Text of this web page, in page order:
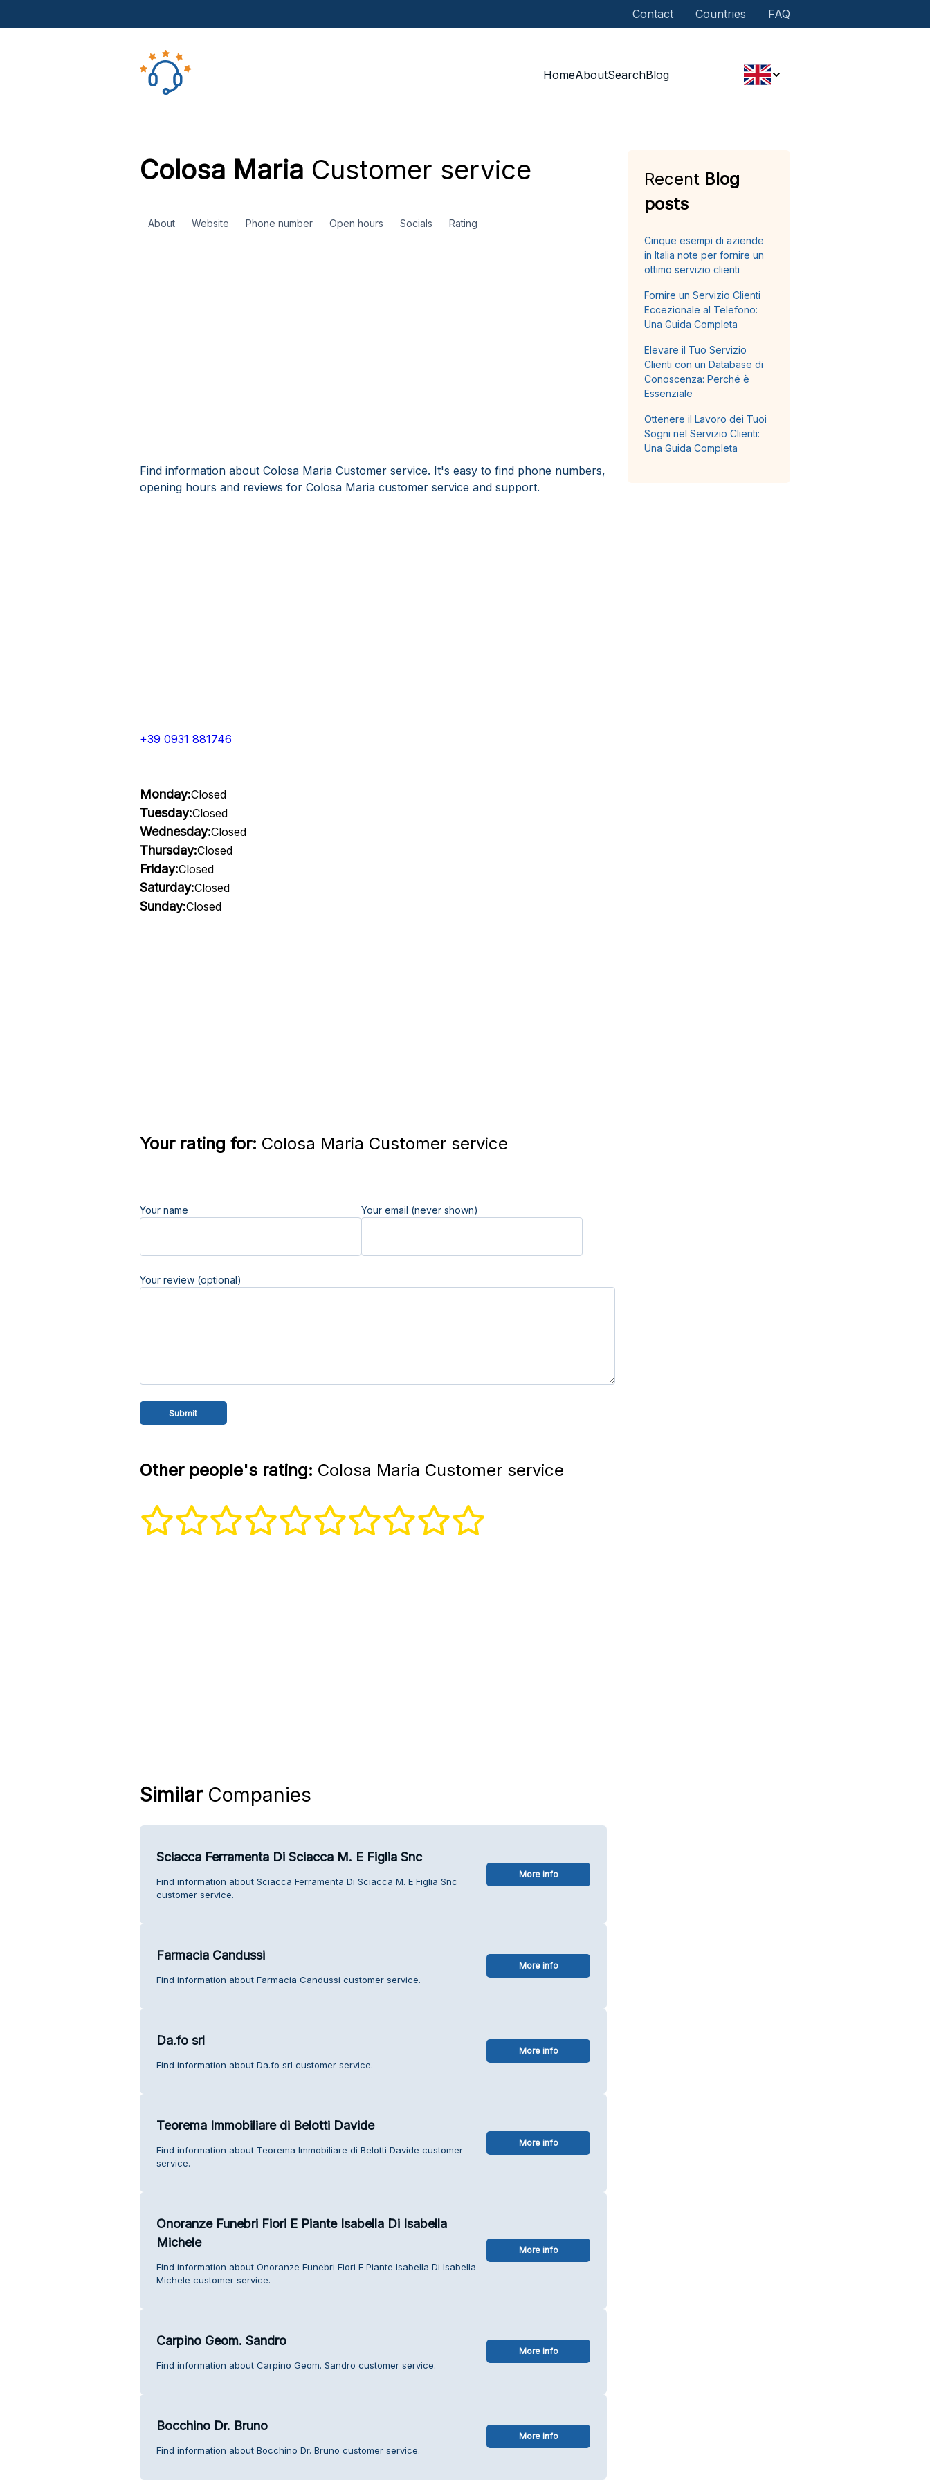
Contact Countries FAQ
HomeAboutSearchBlog
Colosa Maria Customer service
About Website Phone number Open hours Socials Rating
Find information about Colosa Maria Customer service. It's easy to find phone numbers,
opening hours and reviews for Colosa Maria customer service and support.
+39 0931 881746
Monday:Closed
Tuesday:Closed
Wednesday:Closed
Thursday:Closed
Friday:Closed
Saturday:Closed
Sunday:Closed
Your rating for: Colosa Maria Customer service
Your name Your email (never shown)
Your review (optional)
Other people's rating: Colosa Maria Customer service
SimilarCompanies
Sciacca Ferramenta Di Sciacca M. E Figlia Snc
Find information about Sciacca Ferramenta Di Sciacca M. E Figlia Snc
customer service.
More info
Farmacia Candussi
Find information about Farmacia Candussi customer service.
More info
Da.fo srl
Find information about Da.fo srl customer service.
More info
Teorema Immobiliare di Belotti Davide
Find information about Teorema Immobiliare di Belotti Davide customer
service.
More info
Onoranze Funebri Fiori E Piante Isabella Di Isabella
Michele
Find information about Onoranze Funebri Fiori E Piante Isabella Di Isabella
Michele customer service.
More info
Carpino Geom. Sandro
Find information about Carpino Geom. Sandro customer service.
More info
Bocchino Dr. Bruno
Find information about Bocchino Dr. Bruno customer service.
More info
Recent Blog
posts
Cinque esempi di aziende
in Italia note per fornire un
ottimo servizio clienti
Fornire un Servizio Clienti
Eccezionale al Telefono:
Una Guida Completa
Elevare il Tuo Servizio
Clienti con un Database di
Conoscenza: Perché è
Essenziale
Ottenere il Lavoro dei Tuoi
Sogni nel Servizio Clienti:
Una Guida Completa